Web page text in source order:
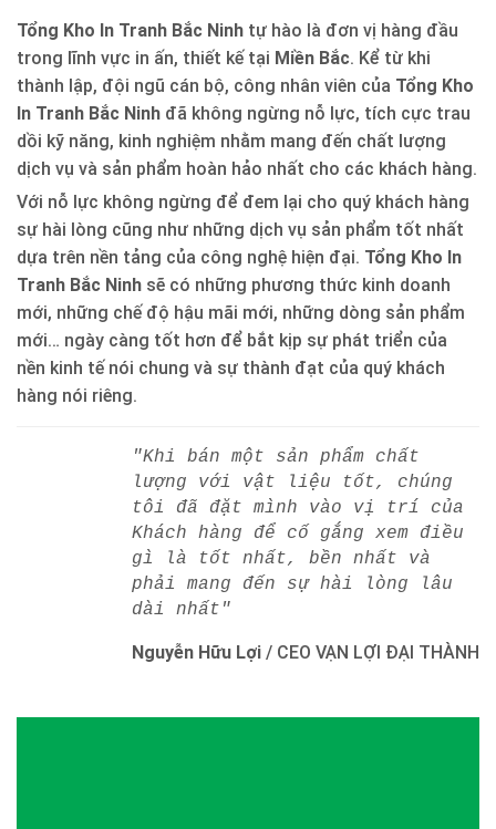
Tổng Kho In Tranh Bắc Ninh tự hào là đơn vị hàng đầu
trong lĩnh vực in ấn, thiết kế tại Miền Bắc. Kể từ khi
thành lập, đội ngũ cán bộ, công nhân viên của Tổng Kho
In Tranh Bắc Ninh đã không ngừng nỗ lực, tích cực trau
dồi kỹ năng, kinh nghiệm nhằm mang đến chất lượng
dịch vụ và sản phẩm hoàn hảo nhất cho các khách hàng.
Với nỗ lực không ngừng để đem lại cho quý khách hàng
sự hài lòng cũng như những dịch vụ sản phẩm tốt nhất
dựa trên nền tảng của công nghệ hiện đại. Tổng Kho In
Tranh Bắc Ninh sẽ có những phương thức kinh doanh
mới, những chế độ hậu mãi mới, những dòng sản phẩm
mới… ngày càng tốt hơn để bắt kịp sự phát triển của
nền kinh tế nói chung và sự thành đạt của quý khách
hàng nói riêng.
"Khi bán một sản phẩm chất
lượng với vật liệu tốt, chúng
tôi đã đặt mình vào vị trí của
Khách hàng để cố gắng xem điều
gì là tốt nhất, bền nhất và
phải mang đến sự hài lòng lâu
dài nhất"
Nguyễn Hữu Lợi / CEO VẠN LỢI ĐẠI THÀNH